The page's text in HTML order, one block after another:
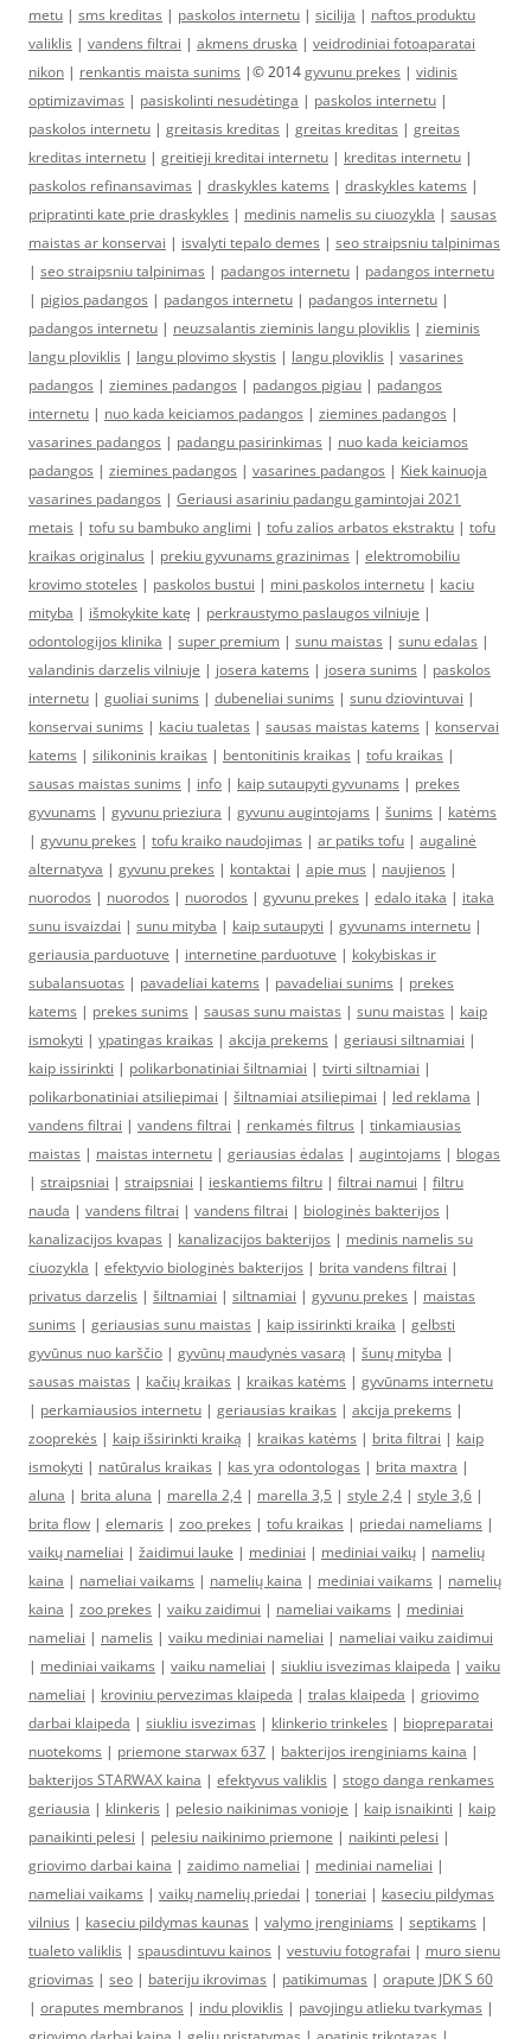
metu | sms kreditas | paskolos internetu | sicilija | naftos produktu
valiklis | vandens filtrai | akmens druska | veidrodiniai fotoaparatai
nikon | renkantis maista sunims |© 2014gyvunu prekes | vidinis
optimizavimas | pasiskolinti nesudėtinga | paskolos internetu |
paskolos internetu | greitasis kreditas | greitas kreditas | greitas
kreditas internetu | greitieji kreditai internetu | kreditas internetu |
paskolos refinansavimas | draskykles katems | draskykles katems |
pripratinti kate prie draskykles | medinis namelis su ciuozykla | sausas
maistas ar konservai | isvalyti tepalo demes | seo straipsniu talpinimas
| seo straipsniu talpinimas | padangos internetu | padangos internetu
| pigios padangos | padangos internetu | padangos internetu |
padangos internetu | neuzsalantis zieminis langu ploviklis | zieminis
langu ploviklis | langu plovimo skystis | langu ploviklis | vasarines
padangos | ziemines padangos | padangos pigiau | padangos
internetu | nuo kada keiciamos padangos | ziemines padangos |
vasarines padangos | padangu pasirinkimas | nuo kada keiciamos
padangos | ziemines padangos | vasarines padangos | Kiek kainuoja
vasarines padangos | Geriausi asariniu padangu gamintojai 2021
metais | tofu su bambuko anglimi | tofu zalios arbatos ekstraktu | tofu
kraikas originalus | prekiu gyvunams grazinimas | elektromobiliu
krovimo stoteles | paskolos bustui | mini paskolos internetu | kaciu
mityba | išmokykite katę | perkraustymo paslaugos vilniuje |
odontologijos klinika | super premium | sunu maistas | sunu edalas |
valandinis darzelis vilniuje | josera katems | josera sunims | paskolos
internetu | guoliai sunims | dubeneliai sunims | sunu dziovintuvai |
konservai sunims | kaciu tualetas | sausas maistas katems | konservai
katems | silikoninis kraikas | bentonitinis kraikas | tofu kraikas |
sausas maistas sunims | info | kaip sutaupyti gyvunams | prekes
gyvunams | gyvunu prieziura | gyvunu augintojams | šunims | katėms
| gyvunu prekes | tofu kraiko naudojimas | ar patiks tofu | augalinė
alternatyva | gyvunu prekes | kontaktai | apie mus | naujienos |
nuorodos | nuorodos | nuorodos | gyvunu prekes | edalo itaka | itaka
sunu isvaizdai | sunu mityba | kaip sutaupyti | gyvunams internetu |
geriausia parduotuve | internetine parduotuve | kokybiskas ir
subalansuotas | pavadeliai katems | pavadeliai sunims | prekes
katems | prekes sunims | sausas sunu maistas | sunu maistas | kaip
ismokyti | ypatingas kraikas | akcija prekems | geriausi siltnamiai |
kaip issirinkti | polikarbonatiniai šiltnamiai | tvirti siltnamiai |
polikarbonatiniai atsiliepimai | šiltnamiai atsiliepimai | led reklama |
vandens filtrai | vandens filtrai | renkamės filtrus | tinkamiausias
maistas | maistas internetu | geriausias ėdalas | augintojams | blogas
| straipsniai | straipsniai | ieskantiems filtru | filtrai namui | filtru
nauda | vandens filtrai | vandens filtrai | biologinės bakterijos |
kanalizacijos kvapas | kanalizacijos bakterijos | medinis namelis su
ciuozykla | efektyvio biologinės bakterijos | brita vandens filtrai |
privatus darzelis | šiltnamiai | siltnamiai | gyvunu prekes | maistas
sunims | geriausias sunu maistas | kaip issirinkti kraika | gelbsti
gyvūnus nuo karščio | gyvūnų maudynės vasarą | šunų mityba |
sausas maistas | kačių kraikas | kraikas katėms | gyvūnams internetu
| perkamiausios internetu | geriausias kraikas | akcija prekems |
zooprekės | kaip išsirinkti kraiką | kraikas katėms | brita filtrai | kaip
ismokyti | natūralus kraikas | kas yra odontologas | brita maxtra |
aluna | brita aluna | marella 2,4 | marella 3,5 | style 2,4 | style 3,6 |
brita flow | elemaris | zoo prekes | tofu kraikas | priedai nameliams |
vaikų nameliai | žaidimui lauke | mediniai | mediniai vaikų | namelių
kaina | nameliai vaikams | namelių kaina | mediniai vaikams | namelių
kaina | zoo prekes | vaiku zaidimui | nameliai vaikams | mediniai
nameliai | namelis | vaiku mediniai nameliai | nameliai vaiku zaidimui
| mediniai vaikams | vaiku nameliai | siukliu isvezimas klaipeda | vaiku
nameliai | kroviniu pervezimas klaipeda | tralas klaipeda | griovimo
darbai klaipeda | siukliu isvezimas | klinkerio trinkeles | biopreparatai
nuotekoms | priemone starwax 637 | bakterijos irenginiams kaina |
bakterijos STARWAX kaina | efektyvus valiklis | stogo danga renkames
geriausia | klinkeris | pelesio naikinimas vonioje | kaip isnaikinti | kaip
panaikinti pelesi | pelesiu naikinimo priemone | naikinti pelesi |
griovimo darbai kaina | zaidimo nameliai | mediniai nameliai |
nameliai vaikams | vaikų namelių priedai | toneriai | kaseciu pildymas
vilnius | kaseciu pildymas kaunas | valymo įrenginiams | septikams |
tualeto valiklis | spausdintuvu kainos | vestuviu fotografai | muro sienu
griovimas | seo | bateriju ikrovimas | patikimumas | orapute JDK S 60
| oraputes membranos | indu ploviklis | pavojingu atlieku tvarkymas |